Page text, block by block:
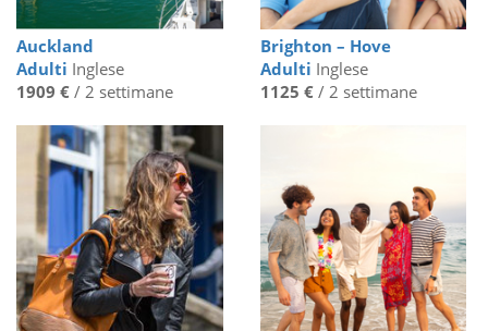
Auckland
Adulti Inglese
1909 € / 2 settimane
Brighton – Hove
Adulti Inglese
1125 €/ 2 settimane